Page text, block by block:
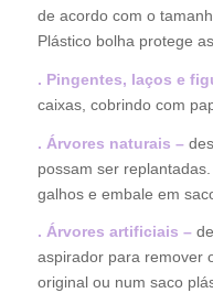
de acordo com o
Plástico bolha protege
. Pingentes, laços e
caixas, cobrindo com
. Árvores naturais –
possam ser
galhos e embale em
. Árvores artificiais –
aspirador para remover
original ou num saco